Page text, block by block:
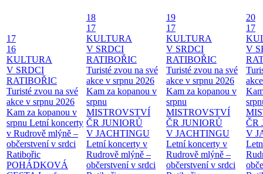
17
16
KULTURA
V SRDCI
RATIBOŘIC
Turisté zvou na své
akce v srpnu 2026
Kam za kopanou v
srpnu Letní koncerty
v Rudrově mlýně –
občerstvení v srdci
Ratibořic
POHÁDKOVÁ
18
17
KULTURA
V SRDCI
RATIBOŘIC
Turisté zvou na své
akce v srpnu 2026
Kam za kopanou v
srpnu
MISTROVSTVÍ
ČR JUNIORŮ
V JACHTINGU
Letní koncerty v
Rudrově mlýně –
občerstvení v srdci
19
17
KULTURA
V SRDCI
RATIBOŘIC
Turisté zvou na své
akce v srpnu 2026
Kam za kopanou v
srpnu
MISTROVSTVÍ
ČR JUNIORŮ
V JACHTINGU
Letní koncerty v
Rudrově mlýně –
občerstvení v srdci
20
17
V
ČR
V